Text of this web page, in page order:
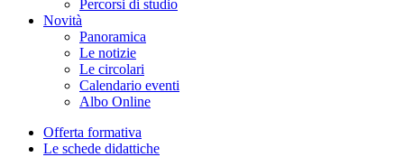
Percorsi di studio
Novità
Panoramica
Le notizie
Le circolari
Calendario eventi
Albo Online
Offerta formativa
Le schede didattiche